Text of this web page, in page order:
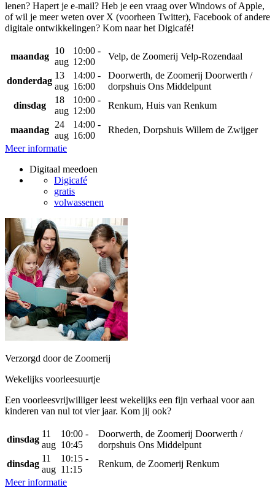
lenen? Hapert je e-mail? Heb je een vraag over Windows of Apple,
of wil je meer weten over X (voorheen Twitter), Facebook of andere
digitale ontwikkelingen? Kom naar het Digicafé!
maandag
10
aug
10:00 -
12:00
Velp, de Zoomerij Velp-Rozendaal
donderdag
13
aug
14:00 -
16:00
Doorwerth, de Zoomerij Doorwerth /
dorpshuis Ons Middelpunt
dinsdag
18
aug
10:00 -
12:00
Renkum, Huis van Renkum
maandag
24
aug
14:00 -
16:00
Rheden, Dorpshuis Willem de Zwijger
Meer informatie
Digitaal meedoen
Digicafé
gratis
volwassenen
Verzorgd door de Zoomerij
Wekelijks voorleesuurtje
Een voorleesvrijwilliger leest wekelijks een fijn verhaal voor aan
kinderen van nul tot vier jaar. Kom jij ook?
dinsdag
11
aug
10:00 -
10:45
Doorwerth, de Zoomerij Doorwerth /
dorpshuis Ons Middelpunt
dinsdag
11
aug
10:15 -
11:15
Renkum, de Zoomerij Renkum
Meer informatie